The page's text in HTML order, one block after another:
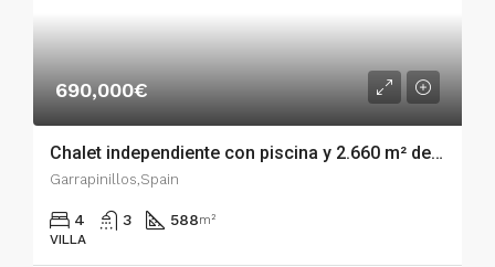
690,000€
Chalet independiente con piscina y 2.660 m² de parcela en Garrapinillos, Zaragoza. – 02845
Garrapinillos,Spain
4 3 588m²
VILLA